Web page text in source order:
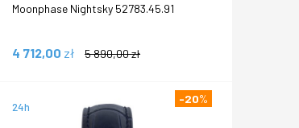
Moonphase Nightsky 52783.45.91
4 712,00 zł 5 890,00zł
24h
-20%